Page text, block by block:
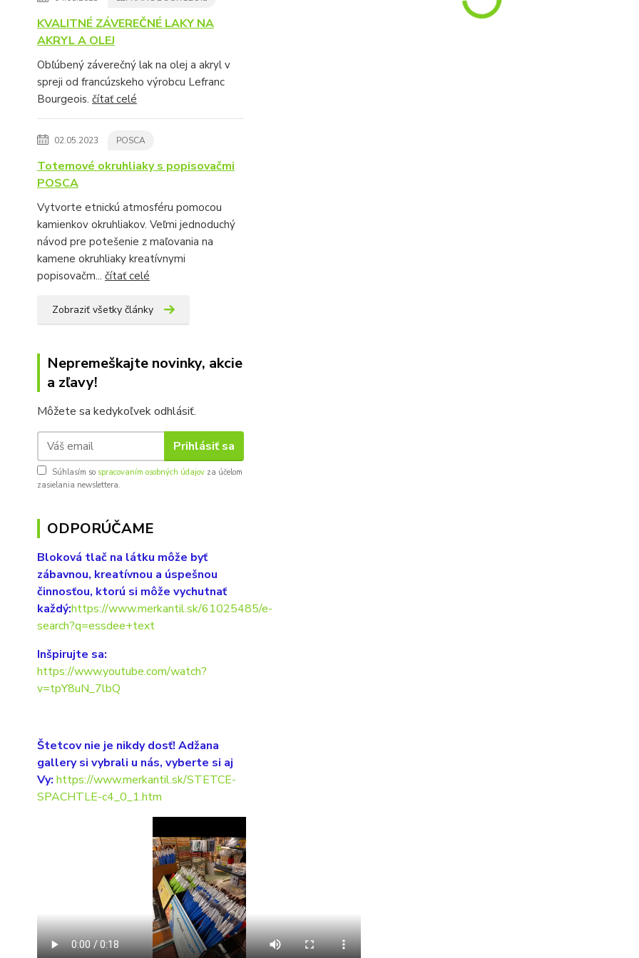
KVALITNÉ ZÁVEREČNÉ LAKY NA
AKRYL A OLEJ
Obľúbený záverečný lak na olej a akryl v
spreji od francúzskeho výrobcu Lefranc
Bourgeois. čítať celé
02.05.2023 POSCA
Totemové okruhliaky s popisovačmi
POSCA
Vytvorte etnickú atmosféru pomocou
kamienkov okruhliakov. Veľmi jednoduchý
návod pre potešenie z maľovania na
kamene okruhliaky kreatívnymi
popisovačm... čítať celé
Zobraziť všetky články
Nepremeškajte novinky, akcie
a zľavy!
Môžete sa kedykoľvek odhlásiť.
Prihlásiť sa
Súhlasím so spracovaním osobných údajov za účelom
zasielania newslettera.
ODPORÚČAME
Bloková tlač na látku môže byť
zábavnou, kreatívnou a úspešnou
činnosťou, ktorú si môže vychutnať
každý:https://www.merkantil.sk/61025485/e-
search?q=essdee+text
Inšpirujte sa:
https://www.youtube.com/watch?
v=tpY8uN_7lbQ
Štetcov nie je nikdy dosť! Adžana
gallery si vybrali u nás, vyberte si aj
Vy: https://www.merkantil.sk/STETCE-
SPACHTLE-c4_0_1.htm